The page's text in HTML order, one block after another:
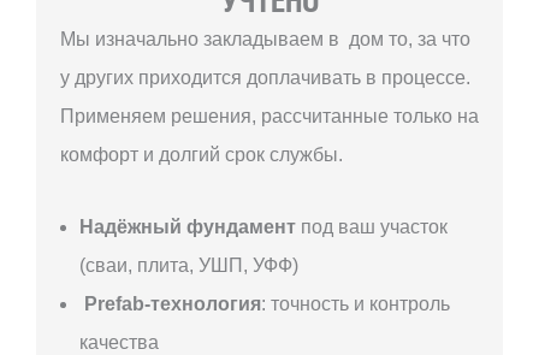
Мы изначально закладываем в дом то, за что
у других приходится доплачивать в процессе.
Применяем решения, рассчитанные только на
комфорт и долгий срок службы.
Надёжный фундамент под ваш участок
(сваи, плита, УШП, УФФ)
Prefab-технология: точность и контроль
качества